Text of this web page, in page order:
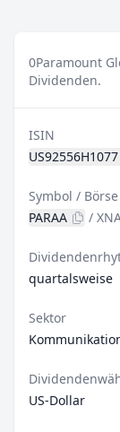
0Paramount
Dividenden.
ISIN
US92556H1077
Symbol / Börse
PARAA
/
quartalsweise
Sektor
US-Dollar